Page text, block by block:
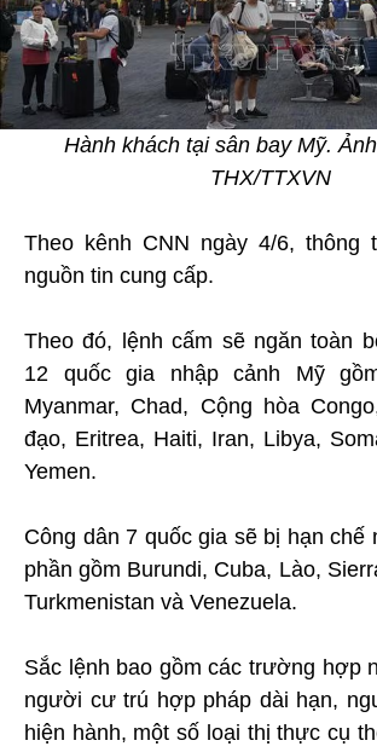
Hành khách tại sân bay Mỹ.
THX/TTXVN
Theo kênh CNN ngày 4/6, thông
nguồn tin cung cấp.
Theo đó, lệnh cấm sẽ ngăn toàn
12 quốc gia nhập cảnh Mỹ
Myanmar, Chad, Cộng hòa
đạo, Eritrea, Haiti, Iran, Libya,
Yemen.
Công dân 7 quốc gia sẽ bị hạn chế
phần gồm Burundi, Cuba, Lào,
Turkmenistan và Venezuela.
Sắc lệnh bao gồm các trường hợp
người cư trú hợp pháp dài hạn,
hiện hành, một số loại thị thực cụ